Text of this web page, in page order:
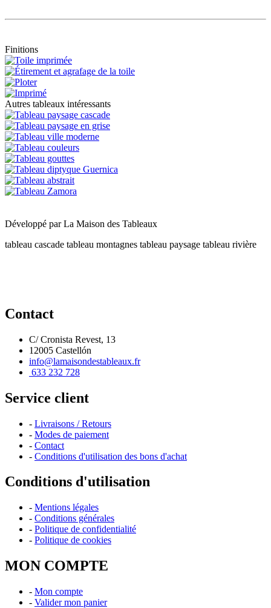
Finitions
Autres tableaux intéressants
Développé parLa Maison des Tableaux
tableau cascade tableau montagnes tableau paysage tableau rivière
Contact
C/ Cronista Revest, 13
12005 Castellón
info@lamaisondestableaux.fr
633 232 728
Service client
- Livraisons / Retours
- Modes de paiement
- Contact
- Conditions d'utilisation des bons d'achat
Conditions d'utilisation
- Mentions légales
- Conditions générales
- Politique de confidentialité
- Politique de cookies
MON COMPTE
- Mon compte
- Valider mon panier